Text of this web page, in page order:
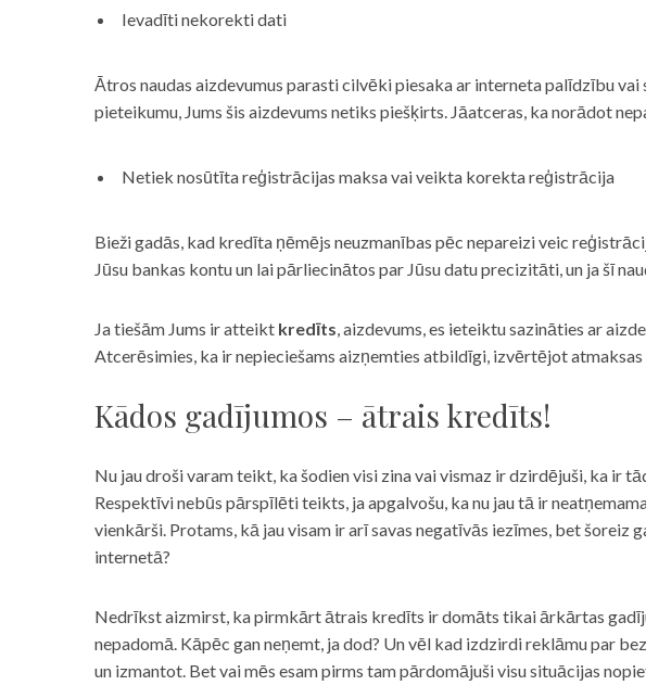
Ievadīti nekorekti dati
Ātros naudas aizdevumus parasti cilvēki piesaka ar interneta palīdzību
pieteikumu, Jums šis aizdevums netiks piešķirts. Jāatceras, ka norādot
Netiek nosūtīta reģistrācijas maksa vai veikta korekta reģistrācija
Bieži gadās, kad kredīta ņēmējs neuzmanības pēc nepareizi veic
Jūsu bankas kontu un lai pārliecinātos par Jūsu datu precizitāti, un ja šī
Ja tiešām Jums ir atteikt kredīts, aizdevums, es ieteiktu sazināties ar
Atcerēsimies, ka ir nepieciešams aizņemties atbildīgi, izvērtējot atmaksas
Kādos gadījumos – ātrais kredīts!
Nu jau droši varam teikt, ka šodien visi zina vai vismaz ir dzirdējuši, ka ir
Respektīvi nebūs pārspīlēti teikts, ja apgalvošu, ka nu jau tā ir
vienkārši. Protams, kā jau visam ir arī savas negatīvās iezīmes, bet
internetā?
Nedrīkst aizmirst, ka pirmkārt ātrais kredīts ir domāts tikai ārkārtas
nepadomā. Kāpēc gan neņemt, ja dod? Un vēl kad izdzirdi reklāmu par
un izmantot. Bet vai mēs esam pirms tam pārdomājuši visu situācijas